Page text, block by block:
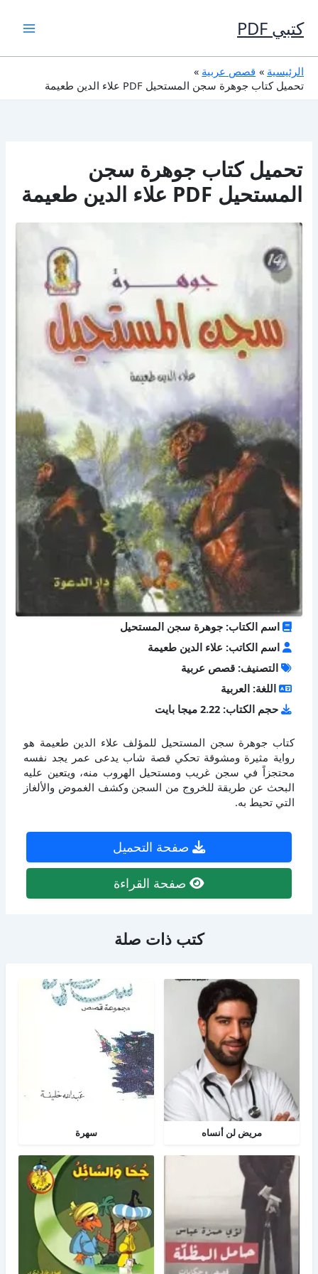
إلى
المحتوى
كتبي PDF
الرئيسية
قصص عربية
تحميل كتاب جوهرة سجن المستحيل PDF علاء الدين طعيمة
تحميل كتاب جوهرة سجن
المستحيل PDF علاء الدين طعيمة
اسم الكتاب: جوهرة سجن المستحيل
اسم الكاتب: علاء الدين طعيمة
التصنيف: قصص عربية
اللغة: العربية
حجم الكتاب: 2.22 ميجا بايت
كتاب جوهرة سجن المستحيل للمؤلف علاء الدين طعيمة هو
رواية مثيرة ومشوقة تحكي قصة شاب يدعى عمر يجد نفسه
محتجزاً في سجن غريب ومستحيل الهروب منه، ويتعين عليه
البحث عن طريقة للخروج من السجن وكشف الغموض والألغاز
التي تحيط به.
صفحة التحميل
صفحة القراءة
كتب ذات صلة
مريض لن أنساه سهرة